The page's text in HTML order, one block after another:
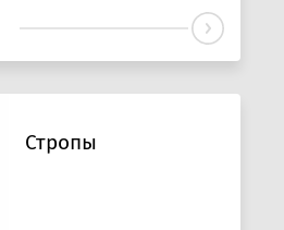
Стропы